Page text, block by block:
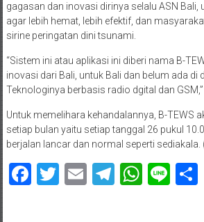
gagasan dan inovasi dirinya selalu ASN Bali,
agar lebih hemat, lebih efektif, dan
sirine peringatan dini tsunami.
“Sistem ini atau aplikasi ini diberi nama B-
inovasi dari Bali, untuk Bali dan belum ada di
Teknologinya berbasis radio dgital dan GSM,”
Untuk memelihara kehandalannya, B-TEWS
setiap bulan yaitu setiap tanggal 26 pukul
berjalan lancar dan normal seperti sediakala.
Facebook
Twitter
EmailTelegram
Line